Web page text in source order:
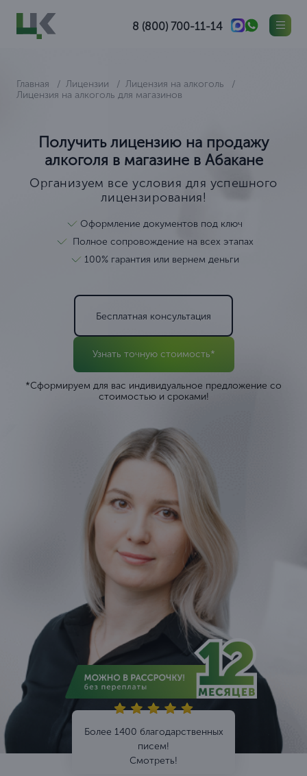
8 (800) 700-11-14
Главная Лицензии
Лицензия на алкоголь
Лицензия на алкоголь для магазинов
Получить лицензию на продажу
алкоголя в магазине в Абакане
Организуем все условия для успешного
лицензирования!
Оформление документов под ключ
Полное сопровождение на всех этапах
100% гарантия или вернем деньги
Бесплатная консультация
Узнать точную стоимость*
*Сформируем для вас индивидуальное предложение со
стоимостью и сроками!
Более 1400 благодарственных
писем!
Смотреть!